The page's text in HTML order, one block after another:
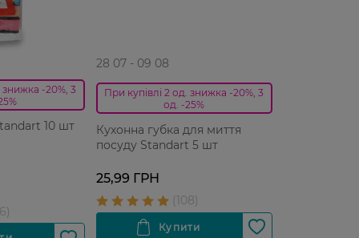
знижка -20%, 3
10 шт
28 07 - 09 08
При купівлі 2 од. знижка -20%, 3
од. -25%
Кухонна губка для миття
посуду Standart 5 шт
25,99 ГРН